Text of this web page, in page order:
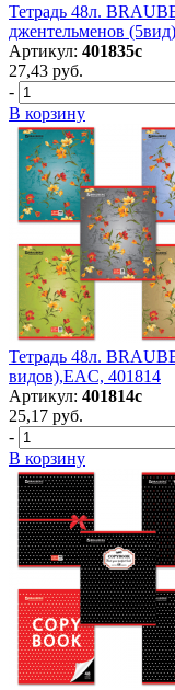
Тетрадь 48л.
джентельменов
Артикул: 401835с
27,43 руб.
-
В корзину
Тетрадь 48л.
видов),EAC, 401814
Артикул: 401814с
25,17 руб.
-
В корзину